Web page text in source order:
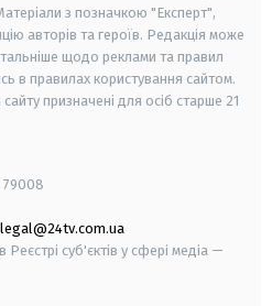
з позначкою "Експерт",
авторів та героїв. Редакція може
щодо реклами та правил
в правилах користування сайтом.
призначені для осіб старше 21
79008
legal@24tv.com.ua
суб'єктів у сфері медіа —